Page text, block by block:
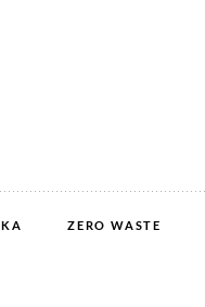
ZERO WASTE